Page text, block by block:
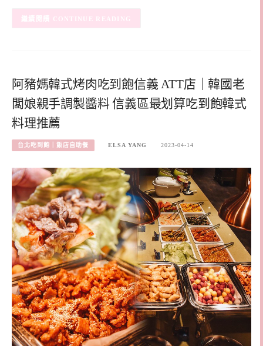
CONTINUE READING
阿豬媽韓式烤肉吃到飽信義 ATT店｜韓國老
闆娘親手調製醬料 信義區最划算吃到飽韓式
料理推薦
台北吃到飽｜飯店自助餐 ELSA YANG 2023-04-14